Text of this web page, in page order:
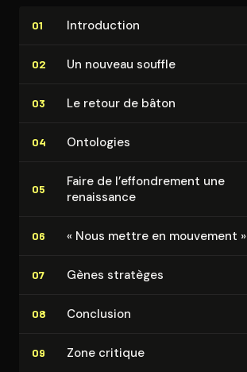
01 In­tro­duc­tion
02 Un nouveau souffle
03 Le retour de bâton
04 Ontologies
05
Faire de l’ef­fon­dre­ment une
renaissance
06 « Nous mettre en mouvement »
07 Gènes stratèges
08 Conclusion
09 Zone critique